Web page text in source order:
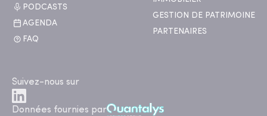
PODCASTS
AGENDA
FAQ
GESTION DE PATRIMOINE
PARTENAIRES
Suivez-nous sur
Données fournies par